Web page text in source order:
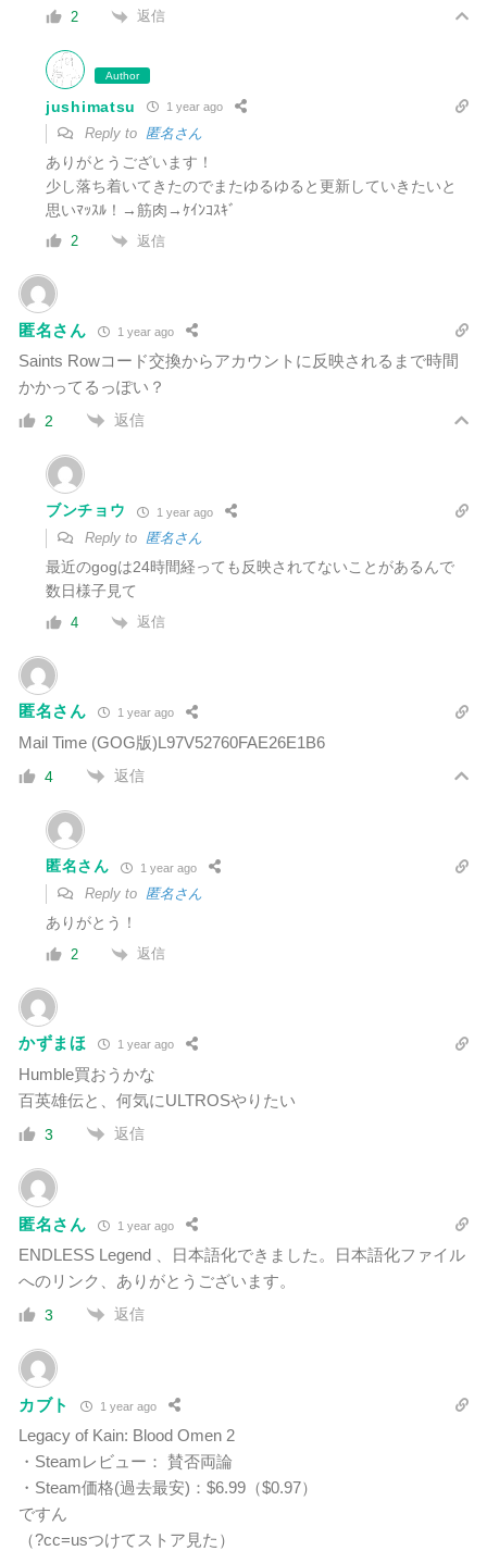
2 返信
Author
jushimatsu 1 year ago
Reply to 匿名さん
ありがとうございます！
少し落ち着いてきたのでまたゆるゆると更新していきたいと
思いﾏｯｽﾙ！→筋肉→ｹｲﾝｺｽｷﾞ
2 返信
匿名さん 1 year ago
Saints Rowコード交換からアカウントに反映されるまで時間
かかってるっぽい？
2 返信
ブンチョウ 1 year ago
Reply to 匿名さん
最近のgogは24時間経っても反映されてないことがあるんで
数日様子見て
4 返信
匿名さん 1 year ago
Mail Time (GOG版)L97V52760FAE26E1B6
4 返信
匿名さん 1 year ago
Reply to 匿名さん
ありがとう！
2 返信
かずまほ 1 year ago
Humble買おうかな
百英雄伝と、何気にULTROSやりたい
3 返信
匿名さん 1 year ago
ENDLESS Legend 、日本語化できました。日本語化ファイル
へのリンク、ありがとうございます。
3 返信
カブト 1 year ago
Legacy of Kain: Blood Omen 2
・Steamレビュー： 賛否両論
・Steam価格(過去最安)：$6.99（$0.97）
ですん
（?cc=usつけてストア見た）